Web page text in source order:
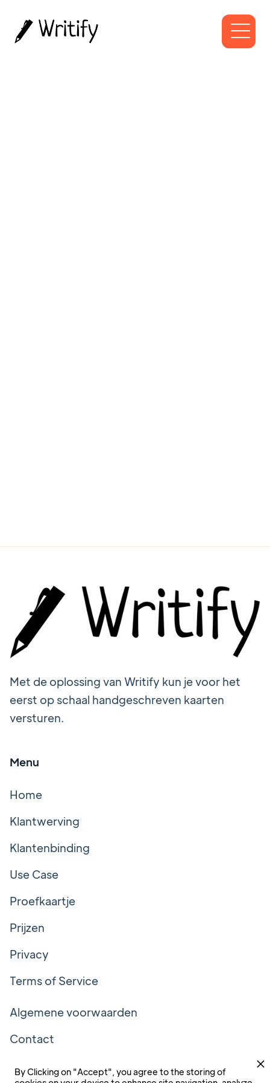
Met de oplossing van Writify kun je voor het
eerst op schaal handgeschreven kaarten
versturen.
Menu
Home
Klantwerving
Klantenbinding
Use Case
Proefkaartje
Prijzen
Privacy
Terms of Service
Algemene voorwaarden
Contact
Volg ons!
By Clicking on "Accept", you agree to the storing of